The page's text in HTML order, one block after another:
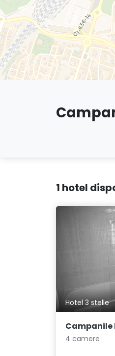
1 hotel
Hotel 3 stelle
Campanile
4 camere